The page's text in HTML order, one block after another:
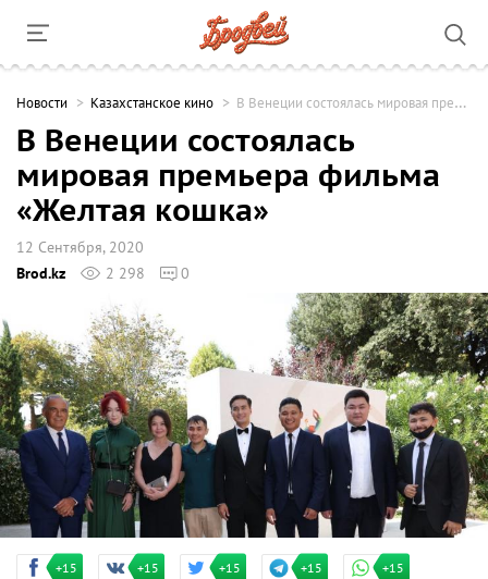
Новости Казахстанское кино В Венеции состоялась мировая премьера фильма «Желтая кошка»
В Венеции состоялась
мировая премьера фильма
«Желтая кошка»
12 Сентября, 2020
Brod.kz
2 298 0
+15 +15 +15 +15 +15